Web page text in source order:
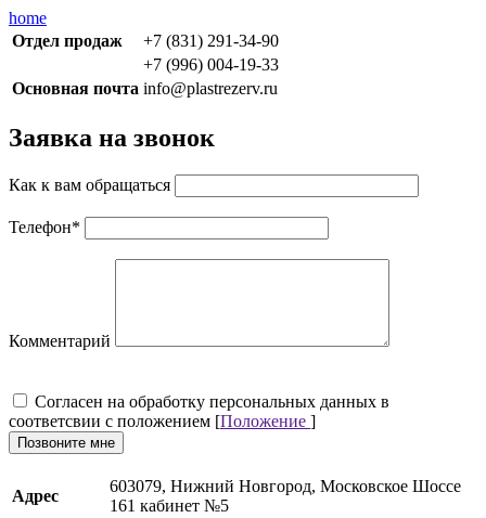
home
Отдел продаж
+7 (831) 291-34-90
+7 (996) 004-19-33
Основная почта info@plastrezerv.ru
Заявка на звонок
Как к вам обращаться
Телефон*
Комментарий
Cогласен на обработку персональных данных в
соответсвии с положением [Положение ]
Позвоните мне
Адрес
603079, Нижний Новгород, Московское Шоссе
161 кабинет №5